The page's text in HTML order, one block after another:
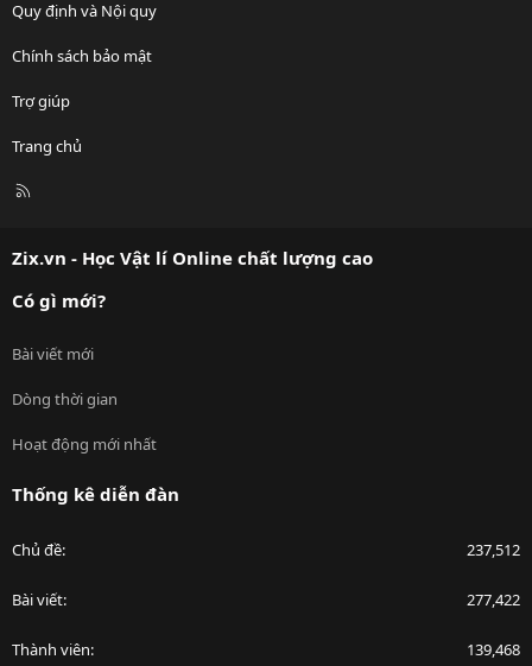
Quy định và Nội quy
Chính sách bảo mật
Trợ giúp
Trang chủ
R
Zix.vn - Học Vật lí Online chất lượng cao
Có gì mới?
Bài viết mới
Dòng thời gian
Hoạt động mới nhất
Thống kê diễn đàn
Chủ đề 237,512
Bài viết 277,422
Thành viên 139,468